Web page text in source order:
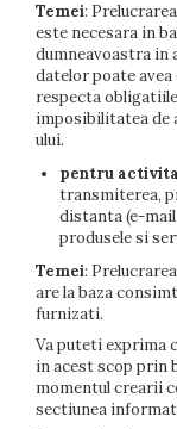
Temei:
este necesara in
dumneavoastra in
datelor poate
respecta
imposibilitatea de
ului.
pentru
transmiterea,
distanta (e-
produsele si
Temei:
are la baza
furnizati.
Va puteti exprima
in acest scop prin
momentul crearii
sectiunea